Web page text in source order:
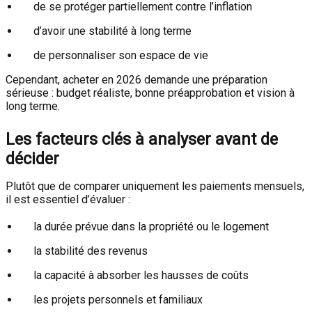
de se protéger partiellement contre l’inflation
d’avoir une stabilité à long terme
de personnaliser son espace de vie
Cependant, acheter en 2026 demande une préparation
sérieuse : budget réaliste, bonne préapprobation et vision à
long terme.
Les facteurs clés à analyser avant de
décider
Plutôt que de comparer uniquement les paiements mensuels,
il est essentiel d’évaluer :
la durée prévue dans la propriété ou le logement
la stabilité des revenus
la capacité à absorber les hausses de coûts
les projets personnels et familiaux